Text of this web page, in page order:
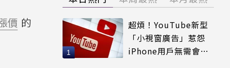
價 的
超煩！YouTube新型
「小視窗廣告」惹怨
iPhone用戶無需會員